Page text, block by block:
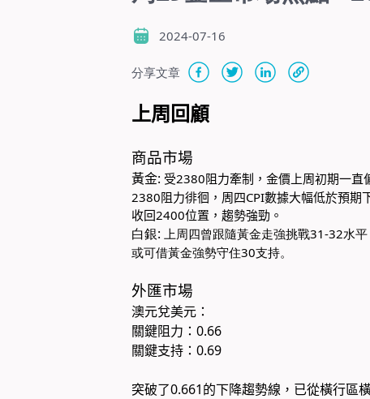
2024-07-16
分享文章
上周回顧
商品市場
黃金: 受2380阻力牽制，金價上周初期一
2380阻力徘徊，周四CPI數據大幅低於預
收回2400位置，趨勢強勁。
白銀: 上周四曾跟隨黃金走強挑戰31-32水
或可借黃金強勢守住30支持。​
外匯市場
澳元兌美元：
關鍵阻力 ： 0.66
關鍵支持 ： 0.69​
突破了0.661的下降趨勢線，已從橫行區